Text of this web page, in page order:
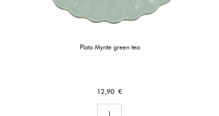
Plato Mynte green tea
Precio
12,90 €